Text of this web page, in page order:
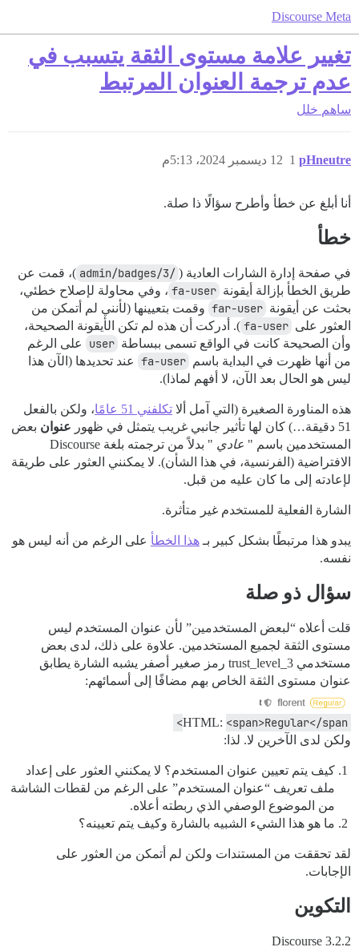
Discourse Meta
تغيير علامة مستوى الثقة يتسبب في
عدم ترجمة العنوان المرتبط
ساهم خلل
pHneutre 12 ديسمبر 2024، 5:13م 1
أنا أبلغ عن خطأ وأطرح سؤالًا ذا صلة.
خطأ
في صفحة إدارة الشارات العادية ( /admin/badges/3
)، قمت عن
طريق الخطأ بإزالة أيقونة fa-user ، وفي محاولة لإصلاح خطئي،
بحثت عن أيقونة far-user وقمت بتعيينها (لأنني لم أتمكن من
العثور على fa-user ). أدركت أن هذه لم تكن الأيقونة الصحيحة،
وأن الصحيحة كانت في الواقع تسمى ببساطة user
على الرغم
من أنها ظهرت في البداية باسم fa-user عند تحديدها (الآن هذا
ليس هو الحال بعد الآن، لا أفهم لماذا).
هذه المناورة الصغيرة (التي آمل ألا تكلفني 51 عامًا
، ولكن بالفعل
51 دقيقة…) كان لها تأثير جانبي غريب يتمثل في ظهور
عنوان بعض
المستخدمين باسم " عادي
" بدلاً من ترجمته بلغة Discourse
الافتراضية (الفرنسية، في هذا الشأن). لا يمكنني العثور على طريقة
لإعادته إلى ما كان عليه من قبل.
الشارة الفعلية للمستخدم غير متأثرة.
يبدو هذا مرتبطًا بشكل كبير بـ هذا الخطأ على الرغم من أنه ليس هو
نفسه.
سؤال ذو صلة
قلت أعلاه “لبعض المستخدمين” لأن عنوان المستخدم ليس
مستوى الثقة لجميع المستخدمين. علاوة على ذلك، لدى بعض
مستخدمي trust_level_3 رمز صغير أصفر يشبه الشارة يطابق
عنوان مستوى الثقة الخاص بهم مضافًا إلى أسمائهم:
HTML: <span>Regular</span>
ولكن لدى الآخرين لا. لذا:
كيف يتم تعيين عنوان المستخدم؟ لا يمكنني العثور على إعداد
ملف تعريف “عنوان المستخدم” على الرغم من لقطات الشاشة
من الموضوع الوصفي الذي ربطته أعلاه.
ما هو هذا الشيء الشبيه بالشارة وكيف يتم تعيينه؟
لقد تحققت من المستندات ولكن لم أتمكن من العثور على
الإجابات.
التكوين
Discourse 3.2.2